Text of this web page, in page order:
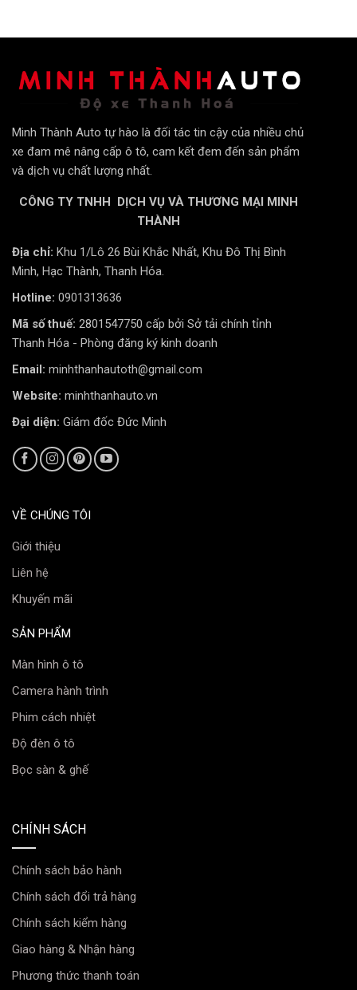
Minh Thành Auto tự hào là đối tác tin cậy của nhiều chủ
xe đam mê nâng cấp ô tô, cam kết đem đến sản phẩm
và dịch vụ chất lượng nhất.
CÔNG TY TNHH DỊCH VỤ VÀ THƯƠNG MẠI MINH
THÀNH
Địa chỉ: Khu 1/Lô 26 Bùi Khắc Nhất, Khu Đô Thị Bình
Minh, Hạc Thành, Thanh Hóa.
Hotline: 0901313636
Mã số thuế: 2801547750 cấp bởi Sở tải chính tỉnh
Thanh Hóa - Phòng đăng ký kinh doanh
Email: minhthanhautoth@gmail.com
Website: minhthanhauto.vn
Đại diện: Giám đốc Đức Minh
VỀ CHÚNG TÔI
Giới thiệu
Liên hệ
Khuyến mãi
SẢN PHẨM
Màn hình ô tô
Camera hành trình
Phim cách nhiệt
Độ đèn ô tô
Bọc sàn & ghế
CHÍNH SÁCH
Chính sách bảo hành
Chính sách đổi trả hàng
Chính sách kiểm hàng
Giao hàng & Nhận hàng
Phương thức thanh toán